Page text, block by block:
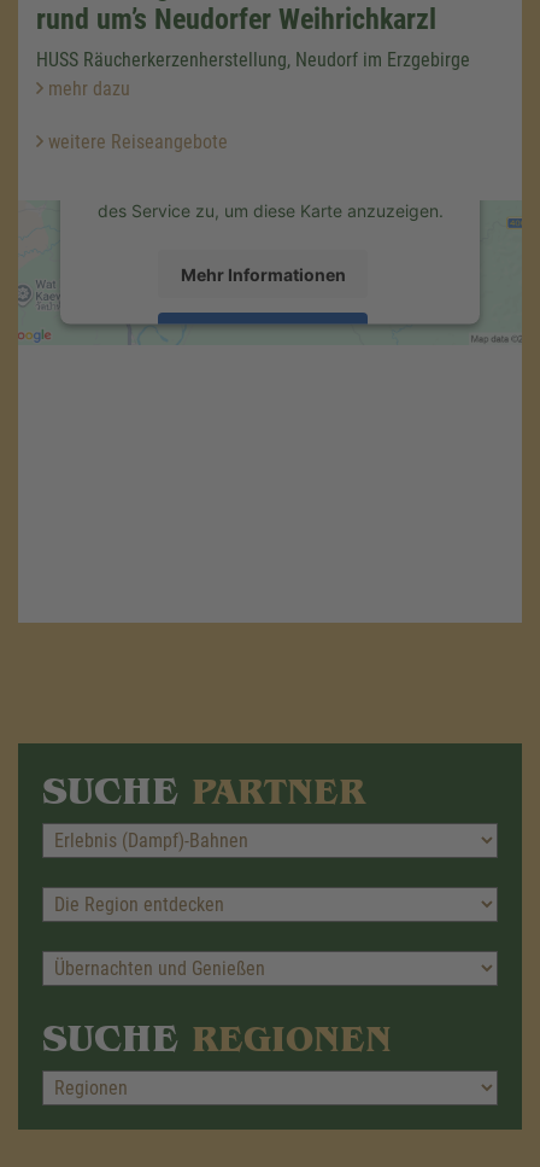
SUCHE PARTNER
SUCHE REGIONEN
rund um’s Neudorfer Weihrichkarzl
HUSS Räucherkerzenherstellung, Neudorf im Erzgebirge
mehr dazu
weitere Reiseangebote
um den Google Maps-Service zu
Dieser Service kann Daten zu Ihren
des Service zu, um diese Karte anzuzeigen.
Mehr Informationen